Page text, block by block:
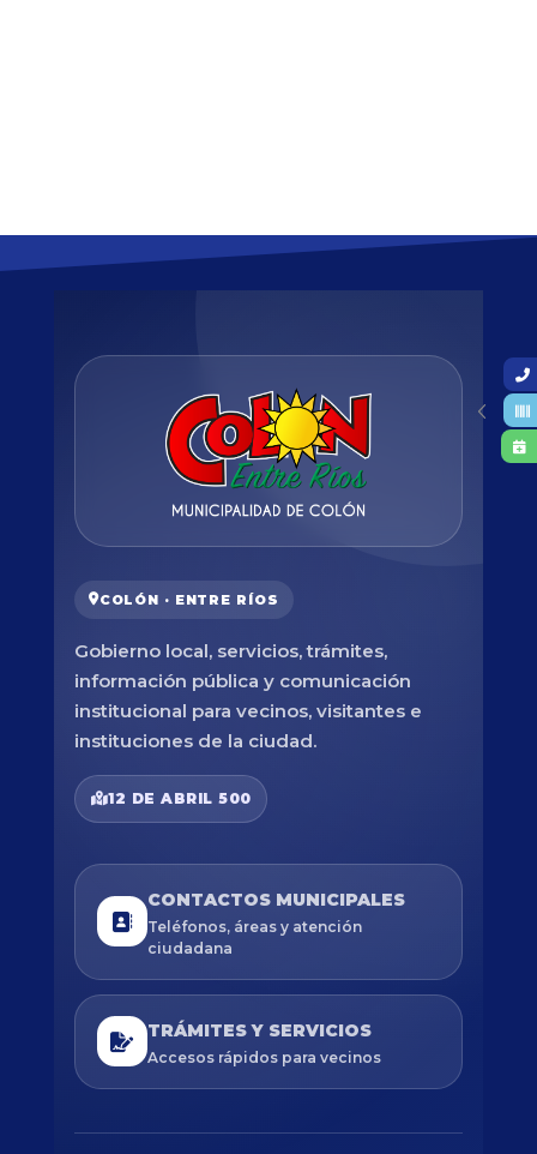
COLÓN · ENTRE RÍOS
Gobierno local, servicios, trámites,
información pública y comunicación
institucional para vecinos, visitantes e
instituciones de la ciudad.
12 DE ABRIL 500
CONTACTOS MUNICIPALES
Teléfonos, áreas y atención
ciudadana
TRÁMITES Y SERVICIOS
Accesos rápidos para vecinos